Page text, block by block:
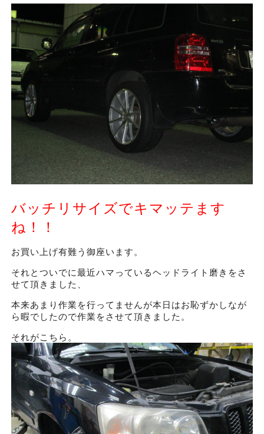
バッチリサイズでキマッテます
ね！！
お買い上げ有難う御座います。
それとついでに最近ハマっているヘッドライト磨きをさ
せて頂きました、
本来あまり作業を行ってませんが本日はお恥ずかしなが
ら暇でしたので作業をさせて頂きました。
それがこちら。